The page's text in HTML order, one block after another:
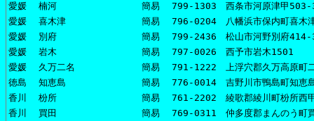
愛媛
楠河 簡易
799-1303 西条市河原津甲503-
愛媛
喜木津 簡易
796-0204 八幡浜市保内町喜木
愛媛
別府 簡易
799-2436 松山市河野別府414-
愛媛
岩木 簡易
797-0026 西予市岩木1501
愛媛
久万二名 簡易
791-1222 上浮穴郡久万高原町
徳島
知恵島 簡易
776-0014 吉野川市鴨島町知恵
香川
枌所 簡易
761-2202 綾歌郡綾川町枌所西
香川
買田 簡易
769-0311 仲多度郡まんのう町